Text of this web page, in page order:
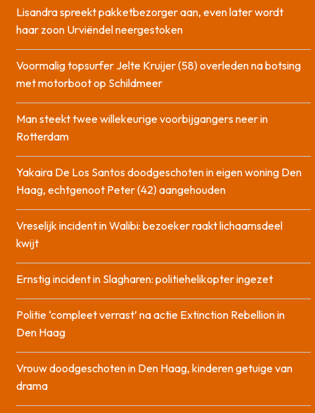
Lisandra spreekt pakketbezorger aan, even later wordt
haar zoon Urviëndel neergestoken
Voormalig topsurfer Jelte Kruijer (58) overleden na botsing
met motorboot op Schildmeer
Man steekt twee willekeurige voorbijgangers neer in
Rotterdam
Yakaira De Los Santos doodgeschoten in eigen woning Den
Haag, echtgenoot Peter (42) aangehouden
Vreselijk incident in Walibi: bezoeker raakt lichaamsdeel
kwijt
Ernstig incident in Slagharen: politiehelikopter ingezet
Politie ‘compleet verrast’ na actie Extinction Rebellion in
Den Haag
Vrouw doodgeschoten in Den Haag, kinderen getuige van
drama